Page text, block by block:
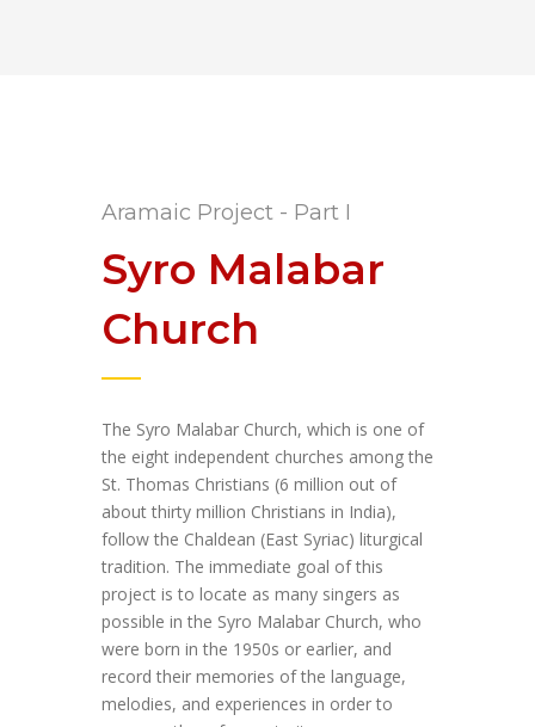
Aramaic Project - Part I
Syro Malabar
Church
The Syro Malabar Church, which is one of
the eight independent churches among the
St. Thomas Christians (6 million out of
about thirty million Christians in India),
follow the Chaldean (East Syriac) liturgical
tradition. The immediate goal of this
project is to locate as many singers as
possible in the Syro Malabar Church, who
were born in the 1950s or earlier, and
record their memories of the language,
melodies, and experiences in order to